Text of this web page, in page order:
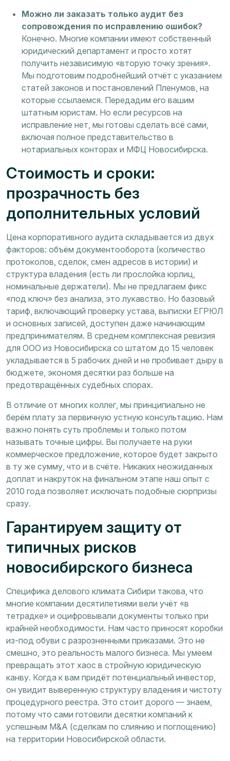
Можно ли заказать только аудит без
сопровождения по исправлению ошибок?
Конечно. Многие компании имеют собственный
юридический департамент и просто хотят
получить независимую «вторую точку зрения».
Мы подготовим подробнейший отчёт с указанием
статей законов и постановлений Пленумов, на
которые ссылаемся. Передадим его вашим
штатным юристам. Но если ресурсов на
исправление нет, мы готовы сделать всё сами,
включая полное представительство в
нотариальных конторах и МФЦ Новосибирска.
Стоимость и сроки:
прозрачность без
дополнительных условий
Цена корпоративного аудита складывается из двух
факторов: объём документооборота (количество
протоколов, сделок, смен адресов в истории) и
структура владения (есть ли прослойка юрлиц,
номинальные держатели). Мы не предлагаем фикс
«под ключ» без анализа, это лукавство. Но базовый
тариф, включающий проверку устава, выписки ЕГРЮЛ
и основных записей, доступен даже начинающим
предпринимателям. В среднем комплексная ревизия
для ООО из Новосибирска со штатом до 15 человек
укладывается в 5 рабочих дней и не пробивает дыру в
бюджете, экономя десятки раз больше на
предотвращённых судебных спорах.
В отличие от многих коллег, мы принципиально не
берём плату за первичную устную консультацию. Нам
важно понять суть проблемы и только потом
называть точные цифры. Вы получаете на руки
коммерческое предложение, которое будет закрыто
в ту же сумму, что и в счёте. Никаких неожиданных
доплат и накруток на финальном этапе наш опыт с
2010 года позволяет исключать подобные сюрпризы
сразу.
Гарантируем защиту от
типичных рисков
новосибирского бизнеса
Специфика делового климата Сибири такова, что
многие компании десятилетиями вели учёт «в
тетрадке» и оцифровывали документы только при
крайней необходимости. Нам часто приносят коробки
из-под обуви с разрозненными приказами. Это не
смешно, это реальность малого бизнеса. Мы умеем
превращать этот хаос в стройную юридическую
канву. Когда к вам придёт потенциальный инвестор,
он увидит выверенную структуру владения и чистоту
процедурного реестра. Это стоит дорого — знаем,
потому что сами готовили десятки компаний к
успешным M&A (сделкам по слиянию и поглощению)
на территории Новосибирской области.